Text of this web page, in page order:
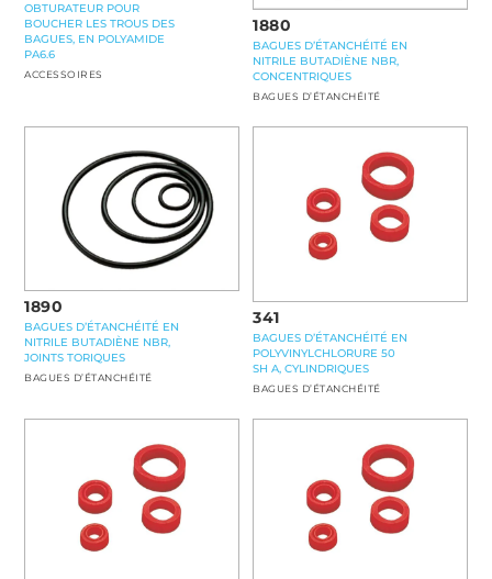
OBTURATEUR POUR
BOUCHER LES TROUS DES
BAGUES, EN POLYAMIDE
PA6.6
ACCESSOIRES
1880
BAGUES D’ÉTANCHÉITÉ EN
NITRILE BUTADIÈNE NBR,
CONCENTRIQUES
BAGUES D’ÉTANCHÉITÉ
1890
BAGUES D’ÉTANCHÉITÉ EN
NITRILE BUTADIÈNE NBR,
JOINTS TORIQUES
BAGUES D’ÉTANCHÉITÉ
341
BAGUES D’ÉTANCHÉITÉ EN
POLYVINYLCHLORURE 50
SH A, CYLINDRIQUES
BAGUES D’ÉTANCHÉITÉ